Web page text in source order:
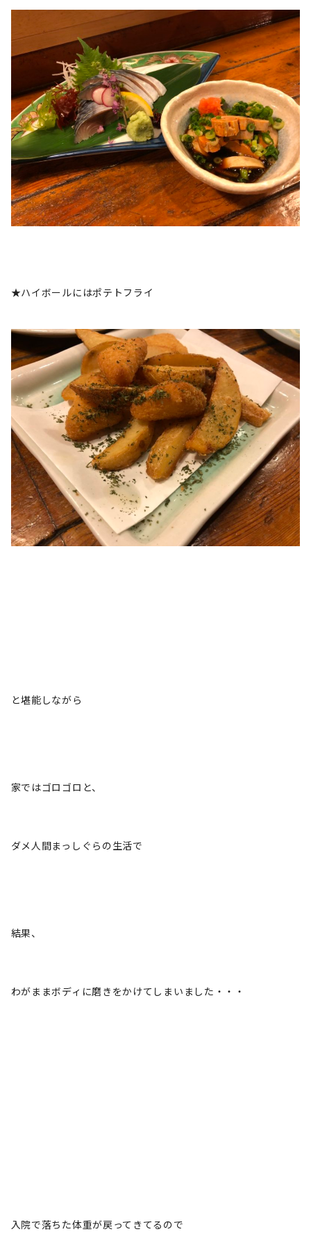
★ハイボールにはポテトフライ
と堪能しながら
家ではゴロゴロと、
ダメ人間まっしぐらの生活で
結果、
わがままボディに磨きをかけてしまいました・・・
入院で落ちた体重が戻ってきてるので